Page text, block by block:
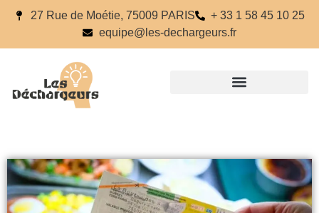
27 Rue de Moétie, 75009 PARIS
+ 33 1 58 45 10 25
equipe@les-dechargeurs.fr